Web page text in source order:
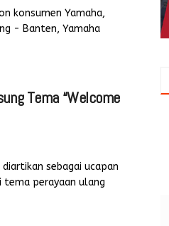
konsumen Yamaha,
- Banten, Yamaha
Tema “Welcome
sebagai ucapan
tema perayaan ulang